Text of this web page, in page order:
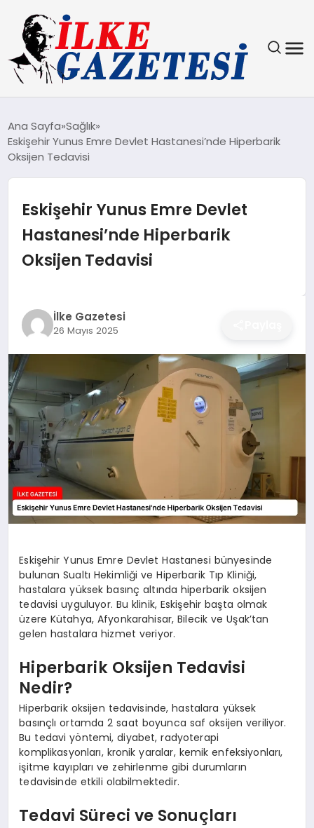
TEKNOLOJI
MAGAZIN
DÜNYA
SIYASET
EĞITIM
Ana Sayfa Sağlık
Eskişehir Yunus Emre Devlet Hastanesi’nde Hiperbarik
Oksijen Tedavisi
Eskişehir Yunus Emre Devlet
Hastanesi’nde Hiperbarik
Oksijen Tedavisi
İlke Gazetesi
26 Mayıs 2025
Eskişehir Yunus Emre Devlet Hastanesi bünyesinde
bulunan Sualtı Hekimliği ve Hiperbarik Tıp Kliniği,
hastalara yüksek basınç altında hiperbarik oksijen
tedavisi uyguluyor. Bu klinik, Eskişehir başta olmak
üzere Kütahya, Afyonkarahisar, Bilecik ve Uşak’tan
gelen hastalara hizmet veriyor.
Hiperbarik Oksijen Tedavisi
Nedir?
Hiperbarik oksijen tedavisinde, hastalara yüksek
basınçlı ortamda 2 saat boyunca saf oksijen veriliyor.
Bu tedavi yöntemi, diyabet, radyoterapi
komplikasyonları, kronik yaralar, kemik enfeksiyonları,
işitme kayıpları ve zehirlenme gibi durumların
tedavisinde etkili olabilmektedir.
Tedavi Süreci ve Sonuçları